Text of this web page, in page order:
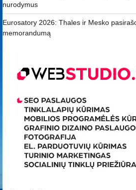
nurodymus
Eurosatory 2026: Thales ir Mesko
memorandumą